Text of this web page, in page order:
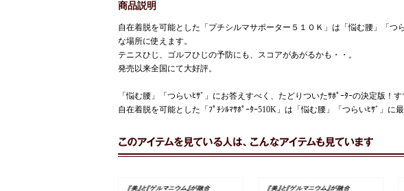
商品説明
自在着脱を可能とした「プチシルマサポーター５１０Ｋ」は「悩む腰」「
な場所に使えます。
テニスひじ、ゴルフひじの予防にも、スコアがあがるかも・・。
発売以来全国にて大好評。
「悩む腰」「つらいﾋｻﾞ」にお答えすべく、たどりついたｻﾎﾟｰﾀｰの決定版！
自在着脱を可能とした「ﾌﾟﾁｼﾙﾏｻﾎﾟｰﾀｰ510K」は「悩む腰」「つらいﾋｻﾞ」に